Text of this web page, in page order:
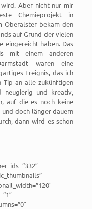
Aber nicht nur mir
Chemieprojekt in
Oberalster bekam den
auf Grund der vielen
eingereicht haben. Das
mit einem anderen
waren eine
Ereignis, das ich
Tip an alle zukünftigen
neugierig und kreativ,
auf die es noch keine
doch länger dauern
dann wird es schon